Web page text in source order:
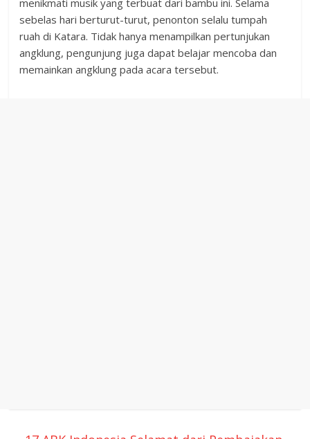
sebelas hari berturut-turut, penonton selalu tumpah
ruah di Katara. Tidak hanya menampilkan pertunjukan
angklung, pengunjung juga dapat belajar mencoba dan
memainkan angklung pada acara tersebut.